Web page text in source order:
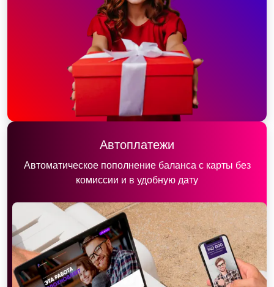
Автоплатежи
Автоматическое пополнение баланса с карты без
комиссии и в удобную дату